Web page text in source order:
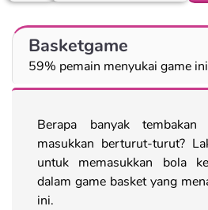
Basketgame
59% pemain menyukai game ini
Berapa banyak
masukkan berturut-turut?
untuk memasukkan bola
dalam game basket yang
ini.